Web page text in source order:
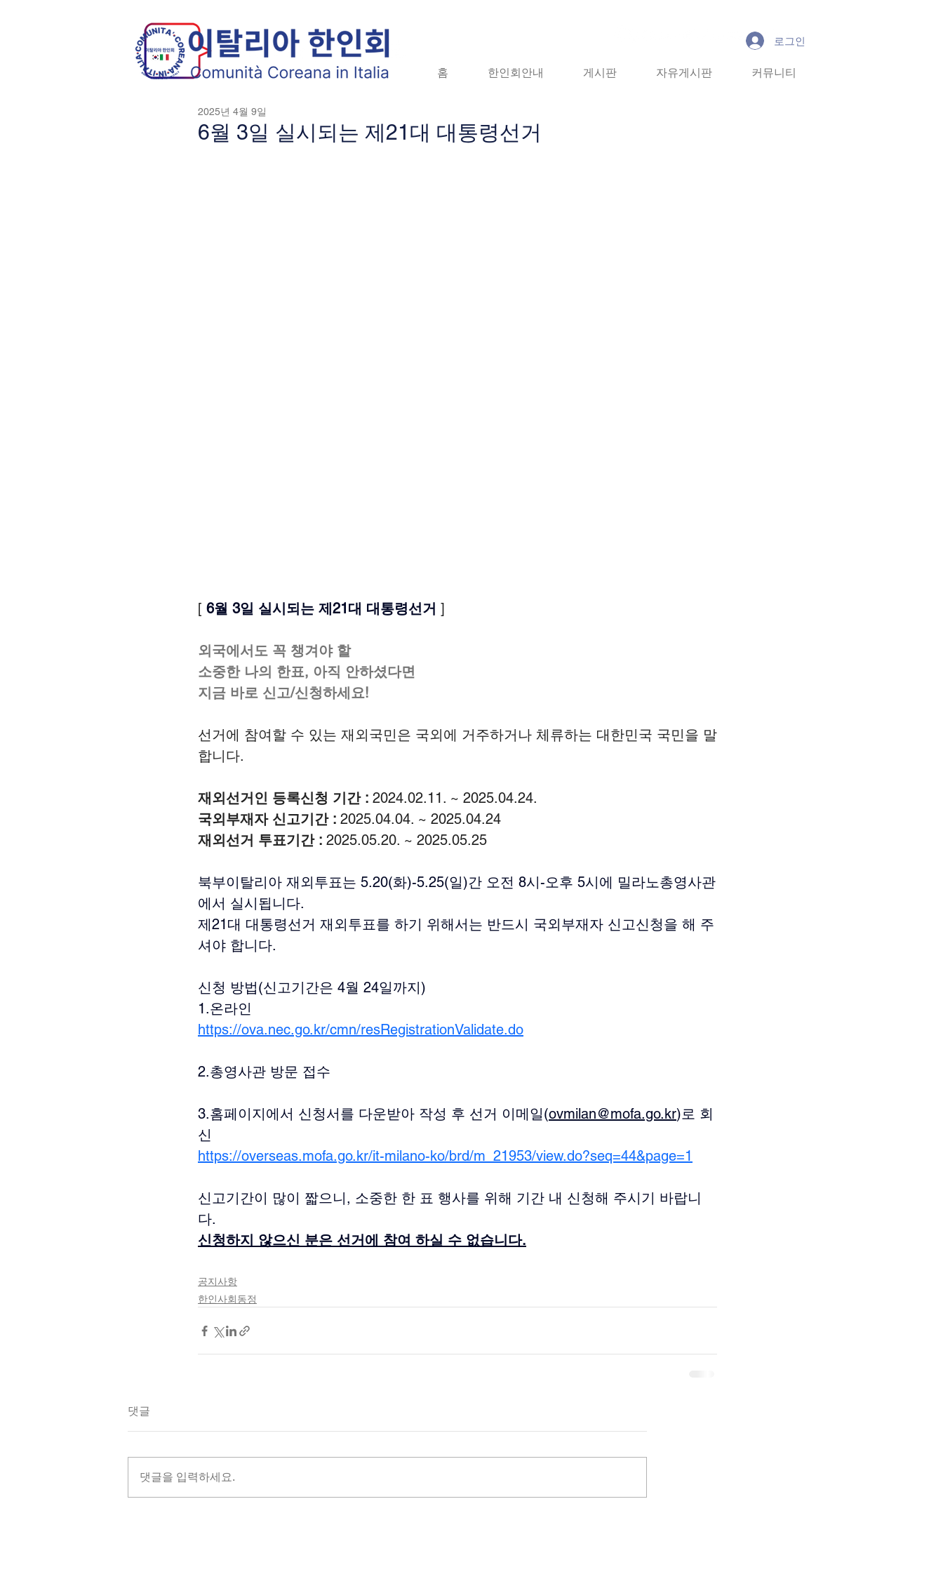
로그인
홈 한인회안내 게시판 자유게시판 커뮤니티
홈 한인회안내 게시판 자유게시판 커뮤니티 More
6월 3일 실시되는 제21대 대통령선거
2025년 4월 9일
[ 6월 3일 실시되는 제21대 대통령선거 ]
외국에서도 꼭 챙겨야 할
소중한 나의 한표, 아직 안하셨다면
지금 바로 신고/신청하세요!
선거에 참여할 수 있는 재외국민은 국외에 거주하거나 체류하는 대한민국 국민을 말
합니다.
재외선거인 등록신청 기간 : 2024.02.11. ~ 2025.04.24.
국외부재자 신고기간 : 2025.04.04. ~ 2025.04.24
재외선거 투표기간 : 2025.05.20. ~ 2025.05.25
북부이탈리아 재외투표는 5.20(화)-5.25(일)간 오전 8시-오후 5시에 밀라노총영사관
에서 실시됩니다.
제21대 대통령선거 재외투표를 하기 위해서는 반드시 국외부재자 신고신청을 해 주
셔야 합니다.
신청 방법(신고기간은 4월 24일까지)
1.온라인
https://ova.nec.go.kr/cmn/resRegistrationValidate.do
2.총영사관 방문 접수
3.홈페이지에서 신청서를 다운받아 작성 후 선거 이메일(ovmilan@mofa.go.kr)로 회
신
https://overseas.mofa.go.kr/it-milano-ko/brd/m_21953/view.do?seq=44&page=1
신고기간이 많이 짧으니, 소중한 한 표 행사를 위해 기간 내 신청해 주시기 바랍니
다.
신청하지 않으신 분은 선거에 참여 하실 수 없습니다.
공지사항
한인사회동정
댓글
댓글을 입력하세요.